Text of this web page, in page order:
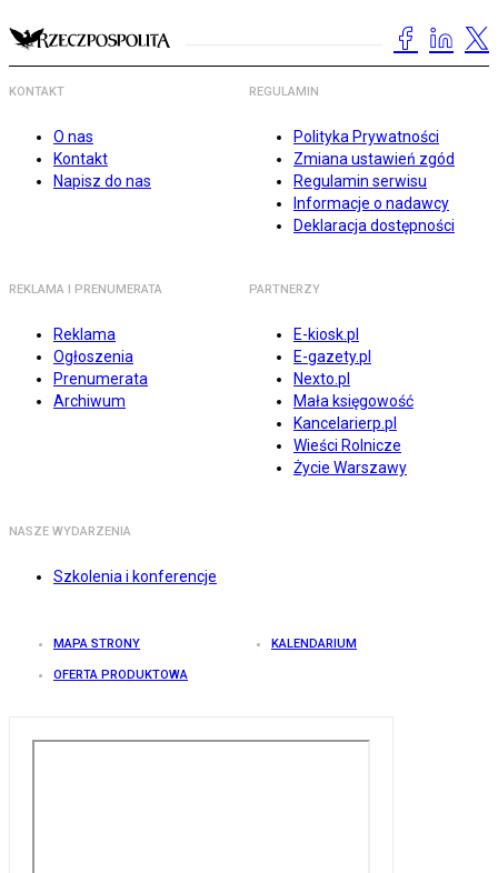
KONTAKT
O nas
Kontakt
Napisz do nas
REGULAMIN
Polityka Prywatności
Zmiana ustawień zgód
Regulamin serwisu
Informacje o nadawcy
Deklaracja dostępności
REKLAMA I PRENUMERATA
Reklama
Ogłoszenia
Prenumerata
Archiwum
PARTNERZY
E-kiosk.pl
E-gazety.pl
Nexto.pl
Mała księgowość
Kancelarierp.pl
Wieści Rolnicze
Życie Warszawy
NASZE WYDARZENIA
Szkolenia i konferencje
MAPA STRONY KALENDARIUM
OFERTA PRODUKTOWA